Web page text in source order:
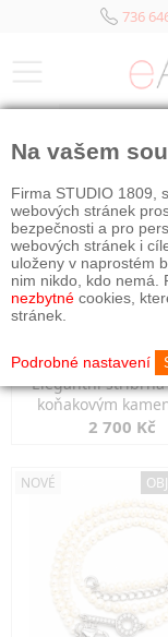
736
Elegantní stříbrná
koňakovým
markazity
2 700 Kč
NOVÉ
Na vašem
Firma STUDIO 1809,
webových stránek
bezpečnosti a pro
webových stránek i
uloženy v naprostém
nim nikdo, kdo nemá.
nezbytné cookies,
stránek.
Podrobné nastavení